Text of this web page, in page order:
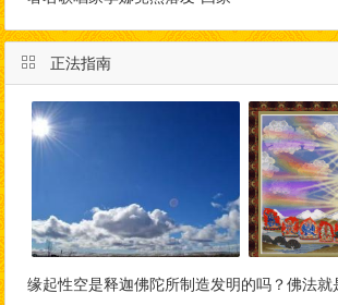
正法指南
缘起性空是释迦佛陀所制造发明的吗？佛法就